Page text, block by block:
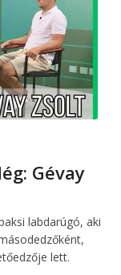
Gévay
labdarúgó, aki
lett.